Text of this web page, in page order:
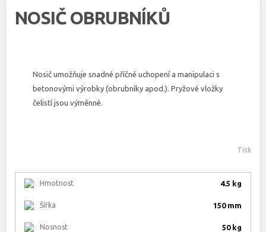
NOSIČ OBRUBNÍKŮ
Nosič umožňuje snadné příčné uchopení a manipulaci s
betonovými výrobky (obrubníky apod.). Pryžové vložky
čelistí jsou výměnné.
Tisk
Hmotnost 4.5 kg
Šířka 150 mm
Nosnost 50 kg